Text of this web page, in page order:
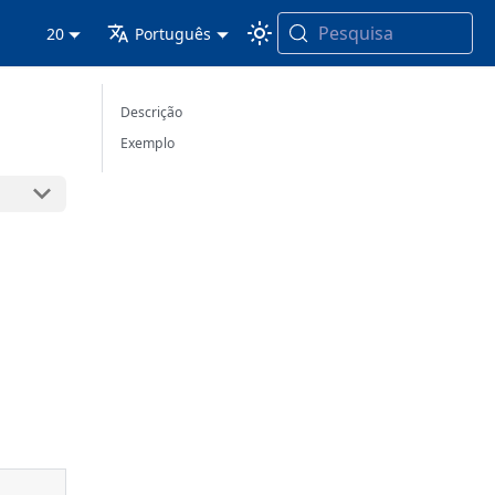
20 Português Pesquisa
Descrição
Exemplo